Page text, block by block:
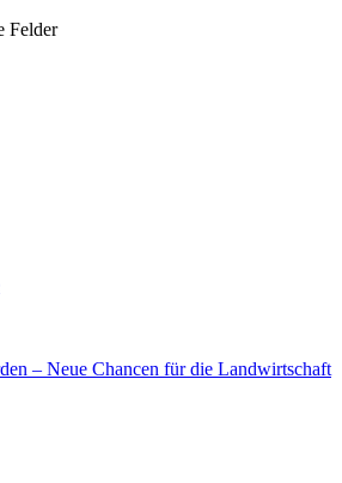
Felder
– Neue Chancen für die Landwirtschaft